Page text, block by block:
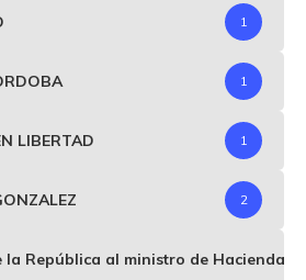
1
1
LIBERTAD 1
2
la República al ministro de Hacienda